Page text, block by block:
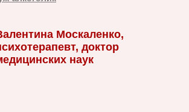
Москаленко,
доктор
наук